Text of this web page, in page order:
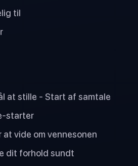
til
at stille - Start af samtale
starter
vide om vennesonen
dit forhold sundt